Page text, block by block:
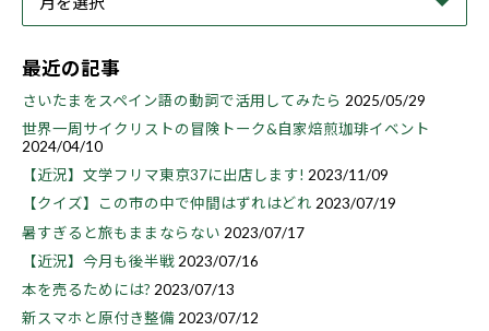
最近の記事
さいたまをスペイン語の動詞で活用してみたら 2025/05/29
世界一周サイクリストの冒険トーク&自家焙煎珈琲イベント
2024/04/10
【近況】文学フリマ東京37に出店します! 2023/11/09
【クイズ】この市の中で仲間はずれはどれ 2023/07/19
暑すぎると旅もままならない 2023/07/17
【近況】今月も後半戦 2023/07/16
本を売るためには? 2023/07/13
新スマホと原付き整備 2023/07/12